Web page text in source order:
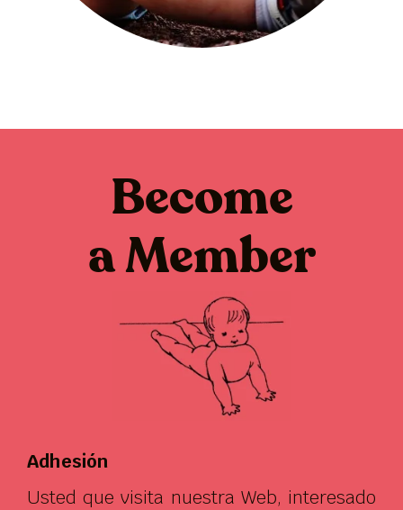
Become
a Member
Adhesión
Usted que visita nuestra Web, interesado